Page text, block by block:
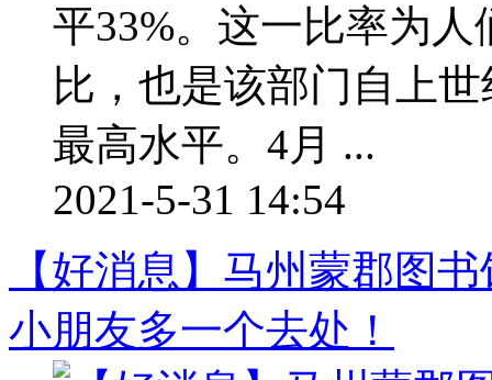
平33%。这一比率为
比，也是该部门自上
最高水平。4月 ...
2021-5-31 14:54
【好消息】马州蒙郡图
小朋友多一个去处！